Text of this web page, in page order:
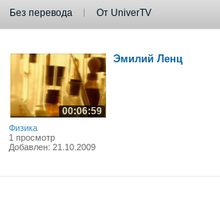
Без перевода От UniverTV
00:06:59
Физика
1 просмотр
Добавлен: 21.10.2009
Эмилий Ленц